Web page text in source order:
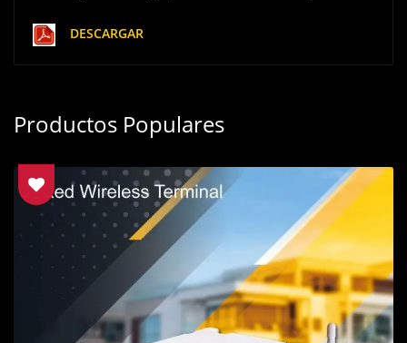
DESCARGAR
Productos Populares